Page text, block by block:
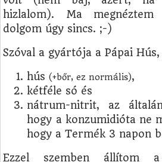
hizlalom). Ma
dolgom úgy sincs. ;-)
Szóval a gyártója a Pápai
hús(+bőr, ez normális),
kétféle só és
nátrum-nitrit, az
hogy a konzumidióta ne
hogy a Termék 3 napon
Ezzel szemben állítom